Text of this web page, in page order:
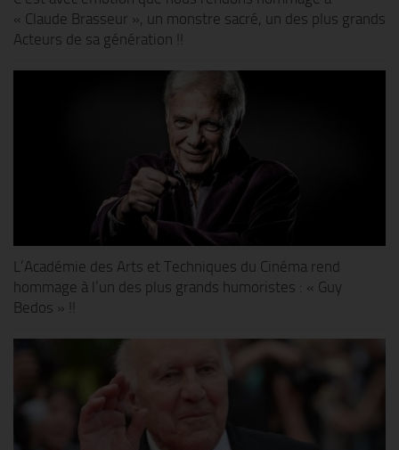
« Claude Brasseur », un monstre sacré, un des plus grands
Acteurs de sa génération !!
L’Académie des Arts et Techniques du Cinéma rend
hommage à l’un des plus grands humoristes : « Guy
Bedos » !!